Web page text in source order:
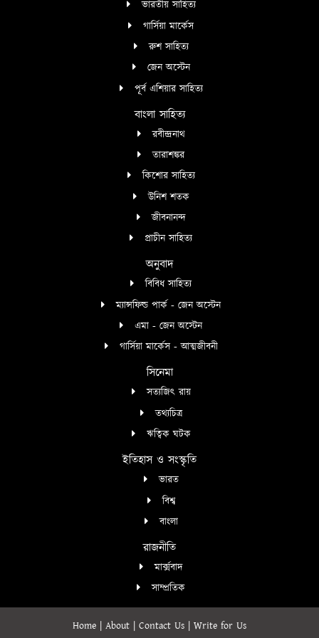
ভারতীয় সাহিত্য
গার্সিয়া মার্কেস
রুশ সাহিত্য
জেন অস্টেন
পূর্ব এশিয়ার সাহিত্য
বাংলা সাহিত্য
রবীন্দ্রনাথ
তারাশঙ্কর
কিশোর সাহিত্য
উনিশ শতক
জীবনানন্দ
প্রাচীন সাহিত্য
অনুবাদ
বিবিধ সাহিত্য
ম্যান্সফিল্ড পার্ক - জেন অস্টেন
এমা - জেন অস্টেন
গার্সিয়া মার্কেস - আত্মজীবনী
সিনেমা
সত্যজিৎ রায়
তথ্যচিত্র
ঋত্বিক ঘটক
ইতিহাস ও সংস্কৃতি
ভারত
বিশ্ব
বাংলা
রাজনীতি
মার্ক্সবাদ
সাম্প্রতিক
Home About Contact Us Write for Us